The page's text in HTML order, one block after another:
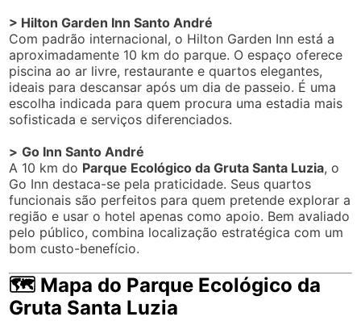
> Hilton Garden Inn Santo André
Com padrão internacional, o Hilton Garden Inn está a
aproximadamente 10 km do parque. O espaço oferece
piscina ao ar livre, restaurante e quartos elegantes,
ideais para descansar após um dia de passeio. É uma
escolha indicada para quem procura uma estadia mais
sofisticada e serviços diferenciados.
> Go Inn Santo André
A 10 km do Parque Ecológico da Gruta Santa Luzia, o
Go Inn destaca-se pela praticidade. Seus quartos
funcionais são perfeitos para quem pretende explorar a
região e usar o hotel apenas como apoio. Bem avaliado
pelo público, combina localização estratégica com um
bom custo-benefício.
🗺️ Mapa do Parque Ecológico da
Gruta Santa Luzia